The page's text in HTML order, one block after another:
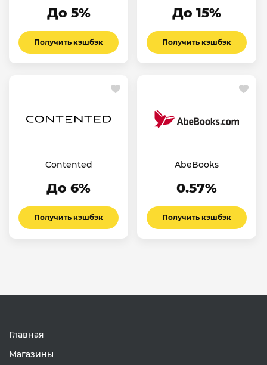
До 5%
Получить кэшбэк
До 15%
Получить кэшбэк
Contented
До 6%
Получить кэшбэк
AbeBooks
0.57%
Получить кэшбэк
Главная
Магазины